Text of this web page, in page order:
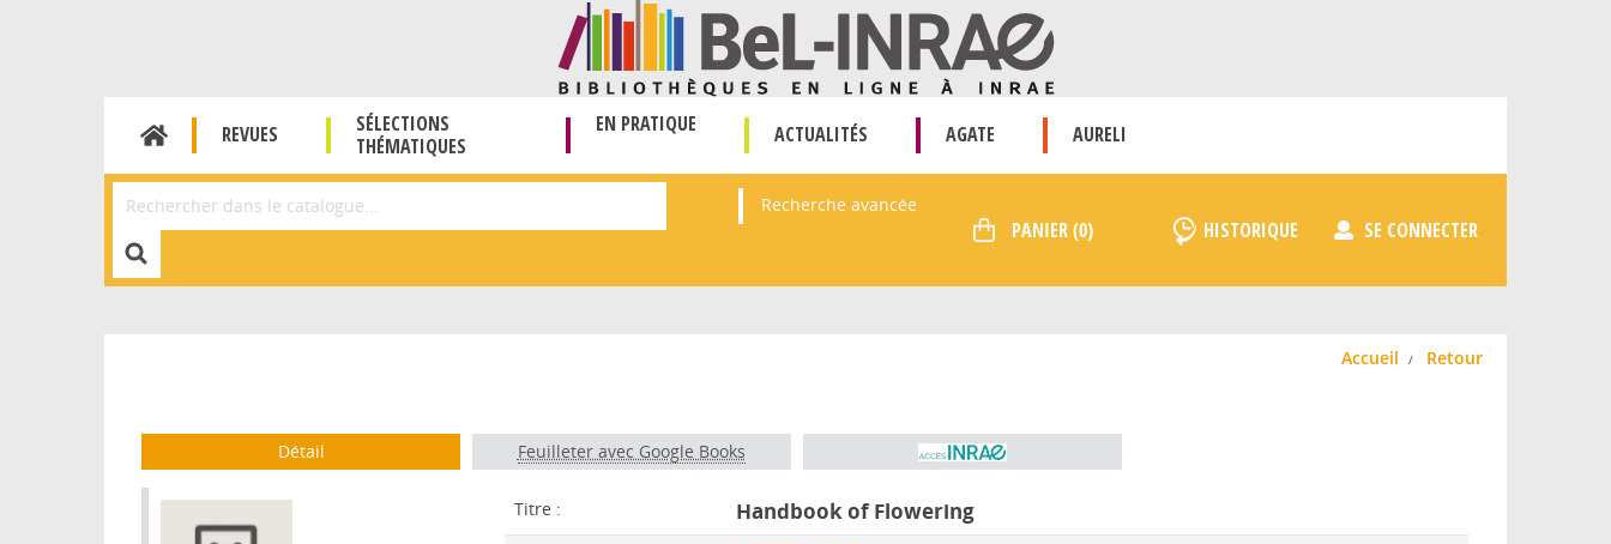
REVUES
SÉLECTIONS
THÉMATIQUES
EN PRATIQUE ACTUALITÉS AGATE AURELI
Affiner la Recherche Recherche avancée
HISTORIQUE SE CONNECTER
Accueil Retour
Détail Feuilleter avec Google Books
Titre : Handbook of Flowering